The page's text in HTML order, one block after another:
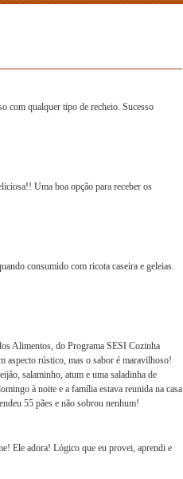
com qualquer tipo de recheio. Sucesso
Uma boa opção para receber os
consumido com ricota caseira e geleias.
Alimentos, do Programa SESI Cozinha
aspecto rústico, mas o sabor é maravilhoso!
salaminho, atum e uma saladinha de
à noite e a família estava reunida na casa
55 pães e não sobrou nenhum!
Ele adora! Lógico que eu provei, aprendi e